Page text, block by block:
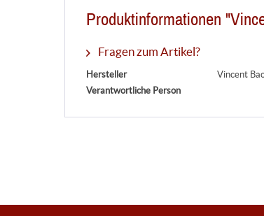
Produktinformationen
Fragen zum Artikel?
Hersteller
Vincent
Verantwortliche Person